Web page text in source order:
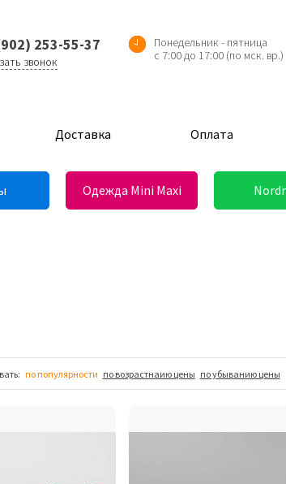
253-55-37
звонок
Понедельник - пятница
с 7:00 до 17:00 (по мск. вр.)
Доставка Оплата
Одежда Mini Maxi
по популярности по возрастнаию цены по убыванию цены